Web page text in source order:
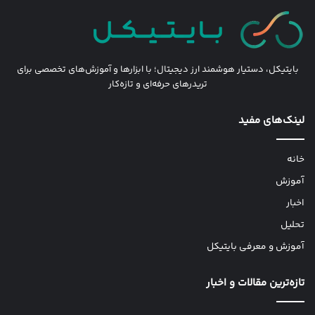
بایتیکل، دستیار هوشمند ارز دیجیتال؛ با ابزارها و آموزش‌های تخصصی برای
تریدرهای حرفه‌ای و تازه‌کار
لینک‌های مفید
خانه
آموزش
اخبار
تحلیل
آموزش و معرفی بایتیکل
تازه‌ترین مقالات و اخبار